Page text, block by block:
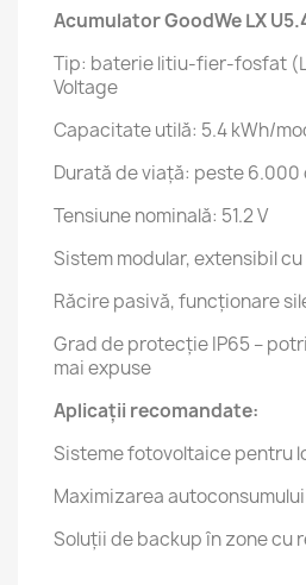
Acumulator GoodWe LX
Tip: baterie litiu-fier-fosfat
Voltage
Capacitate utilă: 5.4 kWh/
Durată de viață: peste 6.000
Tensiune nominală: 51.2 V
Sistem modular, extensibil
Răcire pasivă, funcționare
Grad de protecție IP65 –
mai expuse
Aplicații recomandate:
Sisteme fotovoltaice pentru
Maximizarea
Soluții de backup în zone cu